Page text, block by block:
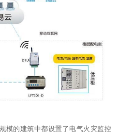
模的建筑中都设置了电气火灾监控